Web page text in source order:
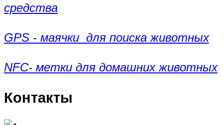
средства
GPS - маячки для поиска животных
NFC- метки для домашних животных
Контакты